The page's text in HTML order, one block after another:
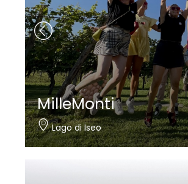
MilleMonti
Lago di Iseo